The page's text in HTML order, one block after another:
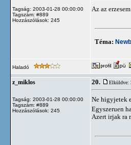
Tagság: 2003-01-28 00:00:00
Tagszám: #889
Hozzászólások: 245
Az az
Téma:
Haladó
z_miklos
Tagság: 2003-01-28 00:00:00
Tagszám: #889
Hozzászólások: 245
20. Elküldve:
Ne higyjetek
Egyszeruen
Azert irjak ra